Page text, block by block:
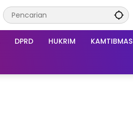
DPRD HUKRIM KAMTIBMAS